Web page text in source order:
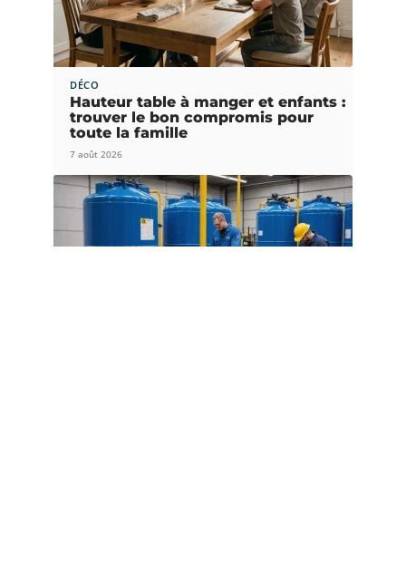
DÉCO
Hauteur table à manger et enfants :
trouver le bon compromis pour
toute la famille
7 août 2026